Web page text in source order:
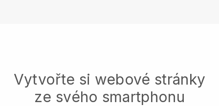
Vytvořte si webové stránky
ze svého smartphonu